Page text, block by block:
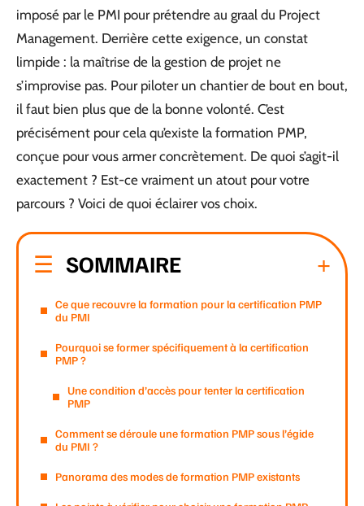
imposé par le PMI pour prétendre au graal du Project
Management. Derrière cette exigence, un constat
limpide : la maîtrise de la gestion de projet ne
s’improvise pas. Pour piloter un chantier de bout en bout,
il faut bien plus que de la bonne volonté. C’est
précisément pour cela qu’existe la formation PMP,
conçue pour vous armer concrètement. De quoi s’agit-il
exactement ? Est-ce vraiment un atout pour votre
parcours ? Voici de quoi éclairer vos choix.
SOMMAIRE
Ce que recouvre la formation pour la certification PMP
du PMI
Pourquoi se former spécifiquement à la certification
PMP ?
Une condition d’accès pour tenter la certification
PMP
Comment se déroule une formation PMP sous l’égide
du PMI ?
Panorama des modes de formation PMP existants